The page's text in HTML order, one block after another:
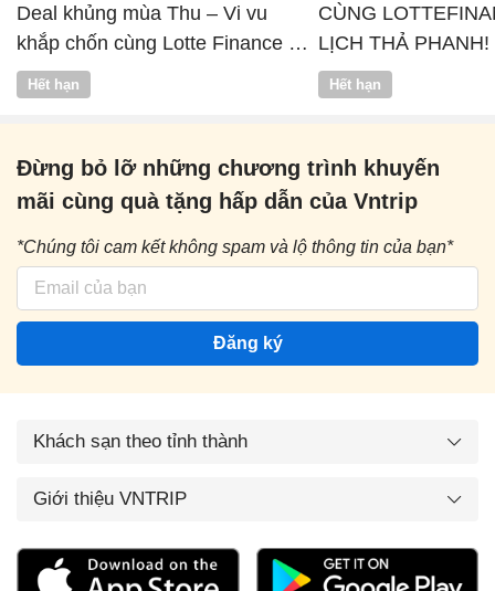
Deal khủng mùa Thu – Vi vu
khắp chốn cùng Lotte Finance x
Vntrip
Hết hạn
CÙNG
LỊCH THẢ PHANH!
Hết hạn
Đừng bỏ lỡ những chương trình khuyến
mãi cùng quà tặng hấp dẫn của Vntrip
*Chúng tôi cam kết không spam và lộ thông tin của bạn*
Đăng ký
Khách sạn theo tỉnh thành
Giới thiệu VNTRIP